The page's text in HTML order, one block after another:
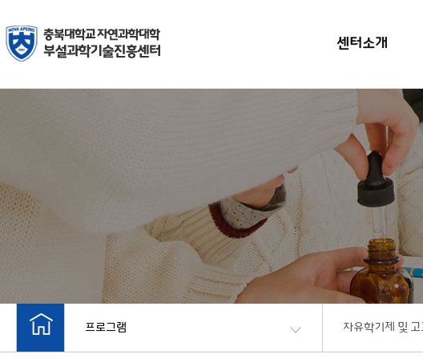
센터소개
프로그램 자유학기제 및 고